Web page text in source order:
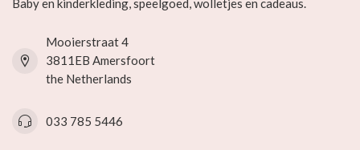
Baby en kinderkleding, speelgoed, wolletjes en cadeaus.
Mooierstraat 4
3811EB Amersfoort
the Netherlands
033 785 5446